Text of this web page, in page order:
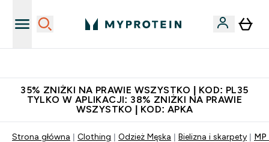
35% ZNIŻKI NA PRAWIE WSZYSTKO | KOD: PL35
TYLKO W APLIKACJI: 38% ZNIŻKI NA PRAWIE
WSZYSTKO | KOD: APKA
Strona główna Clothing Odzież Męska Bielizna i skarpety